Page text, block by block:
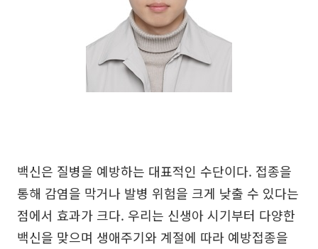
백신은 질병을 예방하는 대표적인 수단이다. 접종을
통해 감염을 막거나 발병 위험을 크게 낮출 수 있다는
점에서 효과가 크다. 우리는 신생아 시기부터 다양한
백신을 맞으며 생애주기와 계절에 따라 예방접종을